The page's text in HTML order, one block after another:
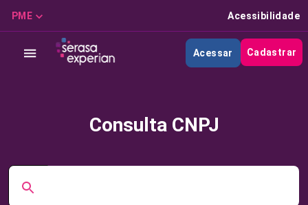
PME Acessibilidade
Acessar Cadastrar
Consulta CNPJ